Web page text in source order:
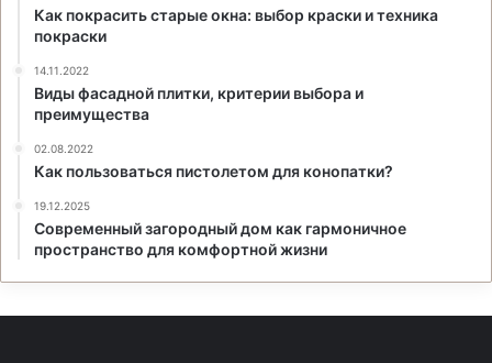
Как покрасить старые окна: выбор краски и техника
покраски
14.11.2022
Виды фасадной плитки, критерии выбора и
преимущества
02.08.2022
Как пользоваться пистолетом для конопатки?
19.12.2025
Современный загородный дом как гармоничное
пространство для комфортной жизни